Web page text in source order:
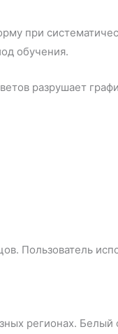
при
обучения.
разрушает
Пользователь
регионах.